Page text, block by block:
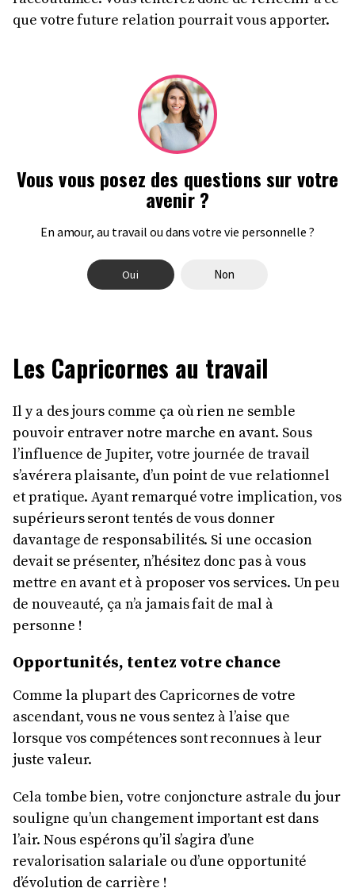
que votre future relation pourrait vous apporter.
Vous vous posez des questions sur votre
avenir ?
en amour, au travail ou dans votre vie personnelle ?
Oui Non
Les Capricornes au travail
Il y a des jours comme ça où rien ne semble
pouvoir entraver notre marche en avant. Sous
l’influence de Jupiter, votre journée de travail
s’avérera plaisante, d’un point de vue relationnel
et pratique. Ayant remarqué votre implication, vos
supérieurs seront tentés de vous donner
davantage de responsabilités. Si une occasion
devait se présenter, n’hésitez donc pas à vous
mettre en avant et à proposer vos services. Un peu
de nouveauté, ça n’a jamais fait de mal à
personne !
Opportunités, tentez votre chance
Comme la plupart des Capricornes de votre
ascendant, vous ne vous sentez à l’aise que
lorsque vos compétences sont reconnues à leur
juste valeur.
Cela tombe bien, votre conjoncture astrale du jour
souligne qu’un changement important est dans
l’air. Nous espérons qu’il s’agira d’une
revalorisation salariale ou d’une opportunité
d’évolution de carrière !